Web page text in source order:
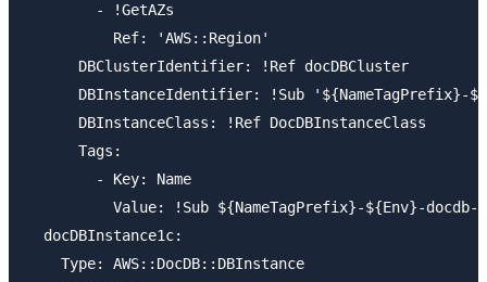
        - !GetAZs
          Ref: 'AWS::Region'
      DBClusterIdentifier: !Ref docDBCluster
DBInstanceIdentifier: !Sub '${NameTagPrefix}-
      DBInstanceClass: !Ref DocDBInstanceClass
      Tags:
        - Key: Name
Value: !Sub ${NameTagPrefix}-${Env}-docdb-
  docDBInstance1c:
    Type: AWS::DocDB::DBInstance